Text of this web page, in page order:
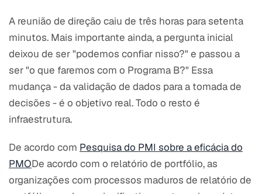
A reunião de direção caiu de três horas para setenta
minutos. Mais importante ainda, a pergunta inicial
deixou de ser "podemos confiar nisso?" e passou a
ser "o que faremos com o Programa B?" Essa
mudança - da validação de dados para a tomada de
decisões - é o objetivo real. Todo o resto é
infraestrutura.
De acordo com Pesquisa do PMI sobre a eficácia do
PMODe acordo com o relatório de portfólio, as
organizações com processos maduros de relatório de